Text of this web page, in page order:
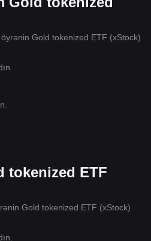
Gold tokenized ETF (xStock)
tokenized ETF
Gold tokenized ETF (xStock)